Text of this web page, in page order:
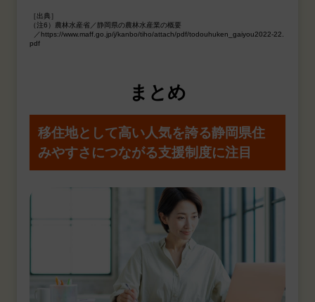
［出典］
（注6）農林水産省／静岡県の農林水産業の概要
／https://www.maff.go.jp/j/kanbo/tiho/attach/pdf/todouhuken_gaiyou2022-22.
pdf
まとめ
移住地として高い人気を誇る静岡県住
みやすさにつながる支援制度に注目